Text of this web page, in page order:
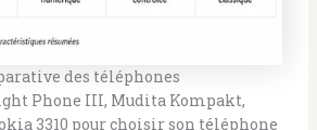
des téléphones
Phone III, Mudita Kompakt,
3310 pour choisir son téléphone